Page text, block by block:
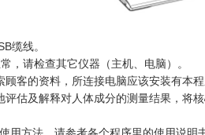
缆线。
，请检查其它仪器（主机、电脑）。
客的资料，所连接电脑应该安装有本
评估及解释对人体成分的测量结果，将
用方法，请参考各个程序里的使用说明